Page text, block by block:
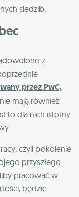
siedzib.
z
przez PwC,
nie mają również
to dla nich istotny
czyli pokolenie
przyszłego
pracować w
będzie